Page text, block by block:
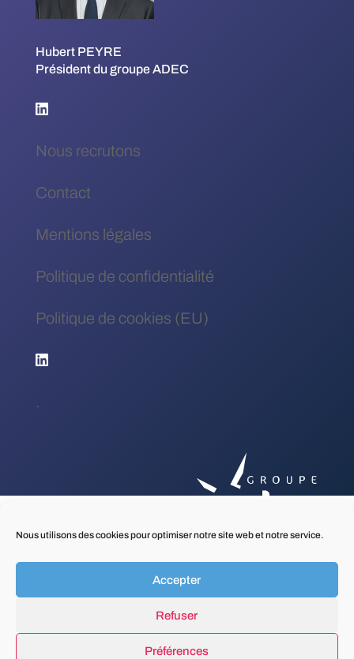
Nous utilisons des cookies pour optimiser notre site web et notre service.
Accepter
Refuser
Préférences
Hubert PEYRE
Président du groupe ADEC
Nous recrutons
Contact
Mentions légales
Politique de confidentialité
Politique de cookies (EU)
.